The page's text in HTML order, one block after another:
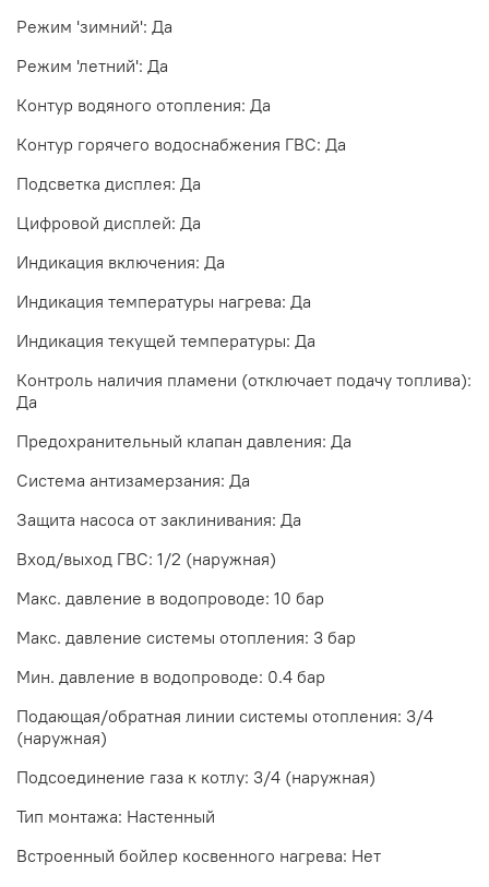
Режим 'зимний': Да
Режим 'летний': Да
Контур водяного отопления: Да
Контур горячего водоснабжения ГВС: Да
Подсветка дисплея: Да
Цифровой дисплей: Да
Индикация включения: Да
Индикация температуры нагрева: Да
Индикация текущей температуры: Да
Контроль наличия пламени (отключает подачу топлива):
Да
Предохранительный клапан давления: Да
Система антизамерзания: Да
Защита насоса от заклинивания: Да
Вход/выход ГВС: 1/2 (наружная)
Макс. давление в водопроводе: 10 бар
Макс. давление системы отопления: 3 бар
Мин. давление в водопроводе: 0.4 бар
Подающая/обратная линии системы отопления: 3/4
(наружная)
Подсоединение газа к котлу: 3/4 (наружная)
Тип монтажа: Настенный
Встроенный бойлер косвенного нагрева: Нет